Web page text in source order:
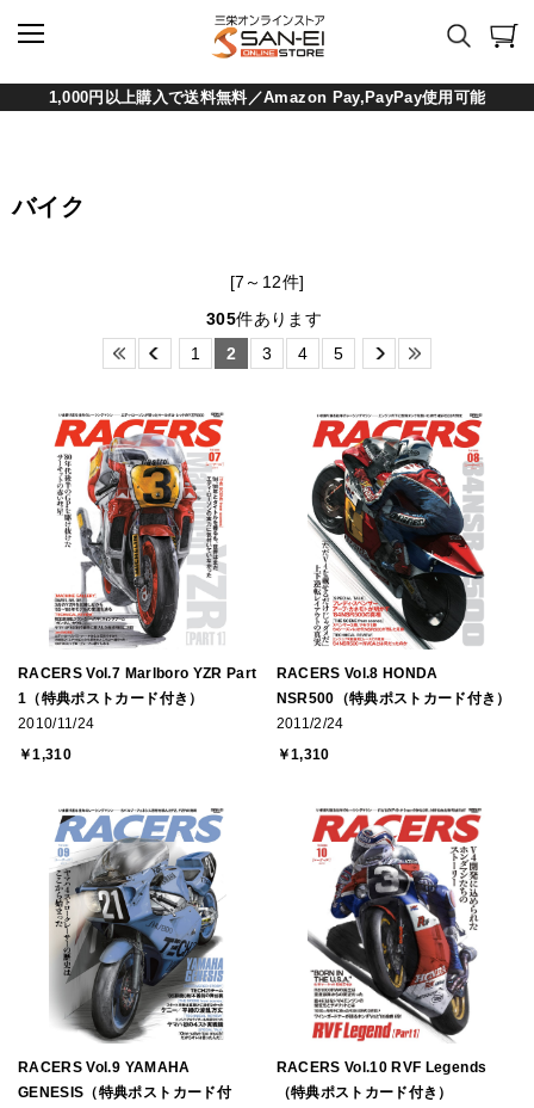
1,000円以上購入で送料無料／Amazon Pay,PayPay使用可能
バイク
[7～12件]
305件あります
1
2 3 4 5
RACERS Vol.7 Marlboro YZR Part
1（特典ポストカード付き）
2010/11/24
￥1,310
RACERS Vol.8 HONDA
NSR500（特典ポストカード付き）
2011/2/24
￥1,310
RACERS Vol.9 YAMAHA
GENESIS（特典ポストカード付
RACERS Vol.10 RVF Legends
（特典ポストカード付き）